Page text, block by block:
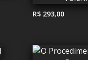
R$ 293,00